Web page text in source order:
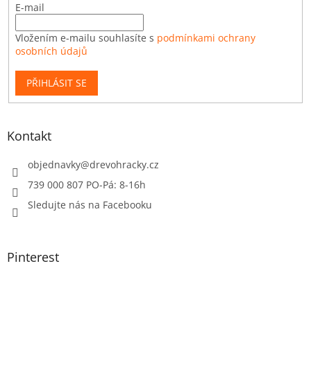
E-mail
Vložením e-mailu souhlasíte s podmínkami ochrany
osobních údajů
PŘIHLÁSIT SE
Kontakt
objednavky@drevohracky.cz
739 000 807 PO-Pá: 8-16h
Sledujte nás na Facebooku
Pinterest